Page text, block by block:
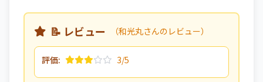
📝 レビュー （和光丸さんのレビュー）
評価: 3/5